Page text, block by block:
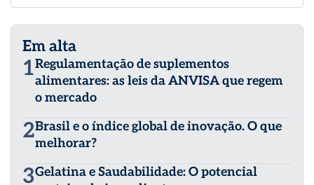
Em alta
1Regulamentação de suplementos
alimentares: as leis da ANVISA que regem
o mercado
2Brasil e o índice global de inovação. O que
melhorar?
3Gelatina e Saudabilidade: O potencial